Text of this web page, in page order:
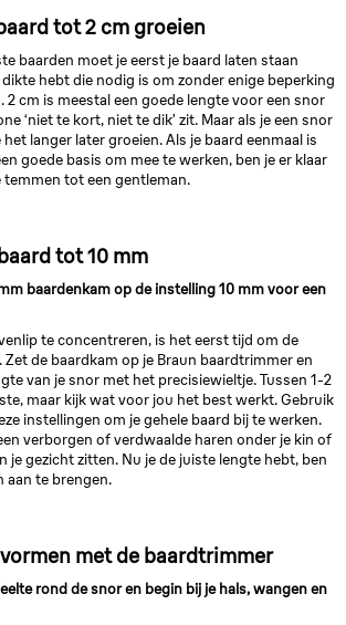
tot 2 cm groeien
baarden moet je eerst je baard laten staan
hebt die nodig is om zonder enige beperking
2 cm is meestal een goede lengte voor een snor
‘niet te kort, niet te dik’ zit. Maar als je een snor
langer later groeien. Als je baard eenmaal is
goede basis om mee te werken, ben je er klaar
tot een gentleman.
tot 10 mm
baardenkam op de instelling 10 mm voor een
te concentreren, is het eerst tijd om de
de baardkam op je Braun baardtrimmer en
van je snor met het precisiewieltje. Tussen 1-2
maar kijk wat voor jou het best werkt. Gebruik
instellingen om je gehele baard bij te werken.
verborgen of verdwaalde haren onder je kin of
je gezicht zitten. Nu je de juiste lengte hebt, ben
aan te brengen.
met de baardtrimmer
rond de snor en begin bij je hals, wangen en